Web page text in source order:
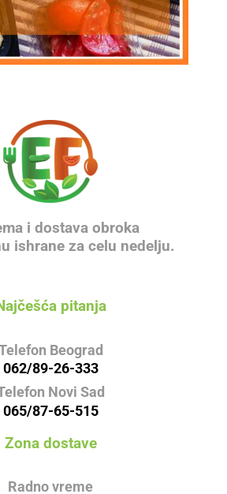
pitanja
Beograd
062/89-26-333
Novi Sad
065/87-65-515
i dostava obroka
ishrane za celu nedelju.
Zona dostave
Radno vreme